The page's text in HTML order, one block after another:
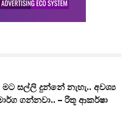
සල්ලි දුන්නේ නැහැ.. අවශ්‍ය
ගන්නවා.. – රිතූ ආකර්ෂා